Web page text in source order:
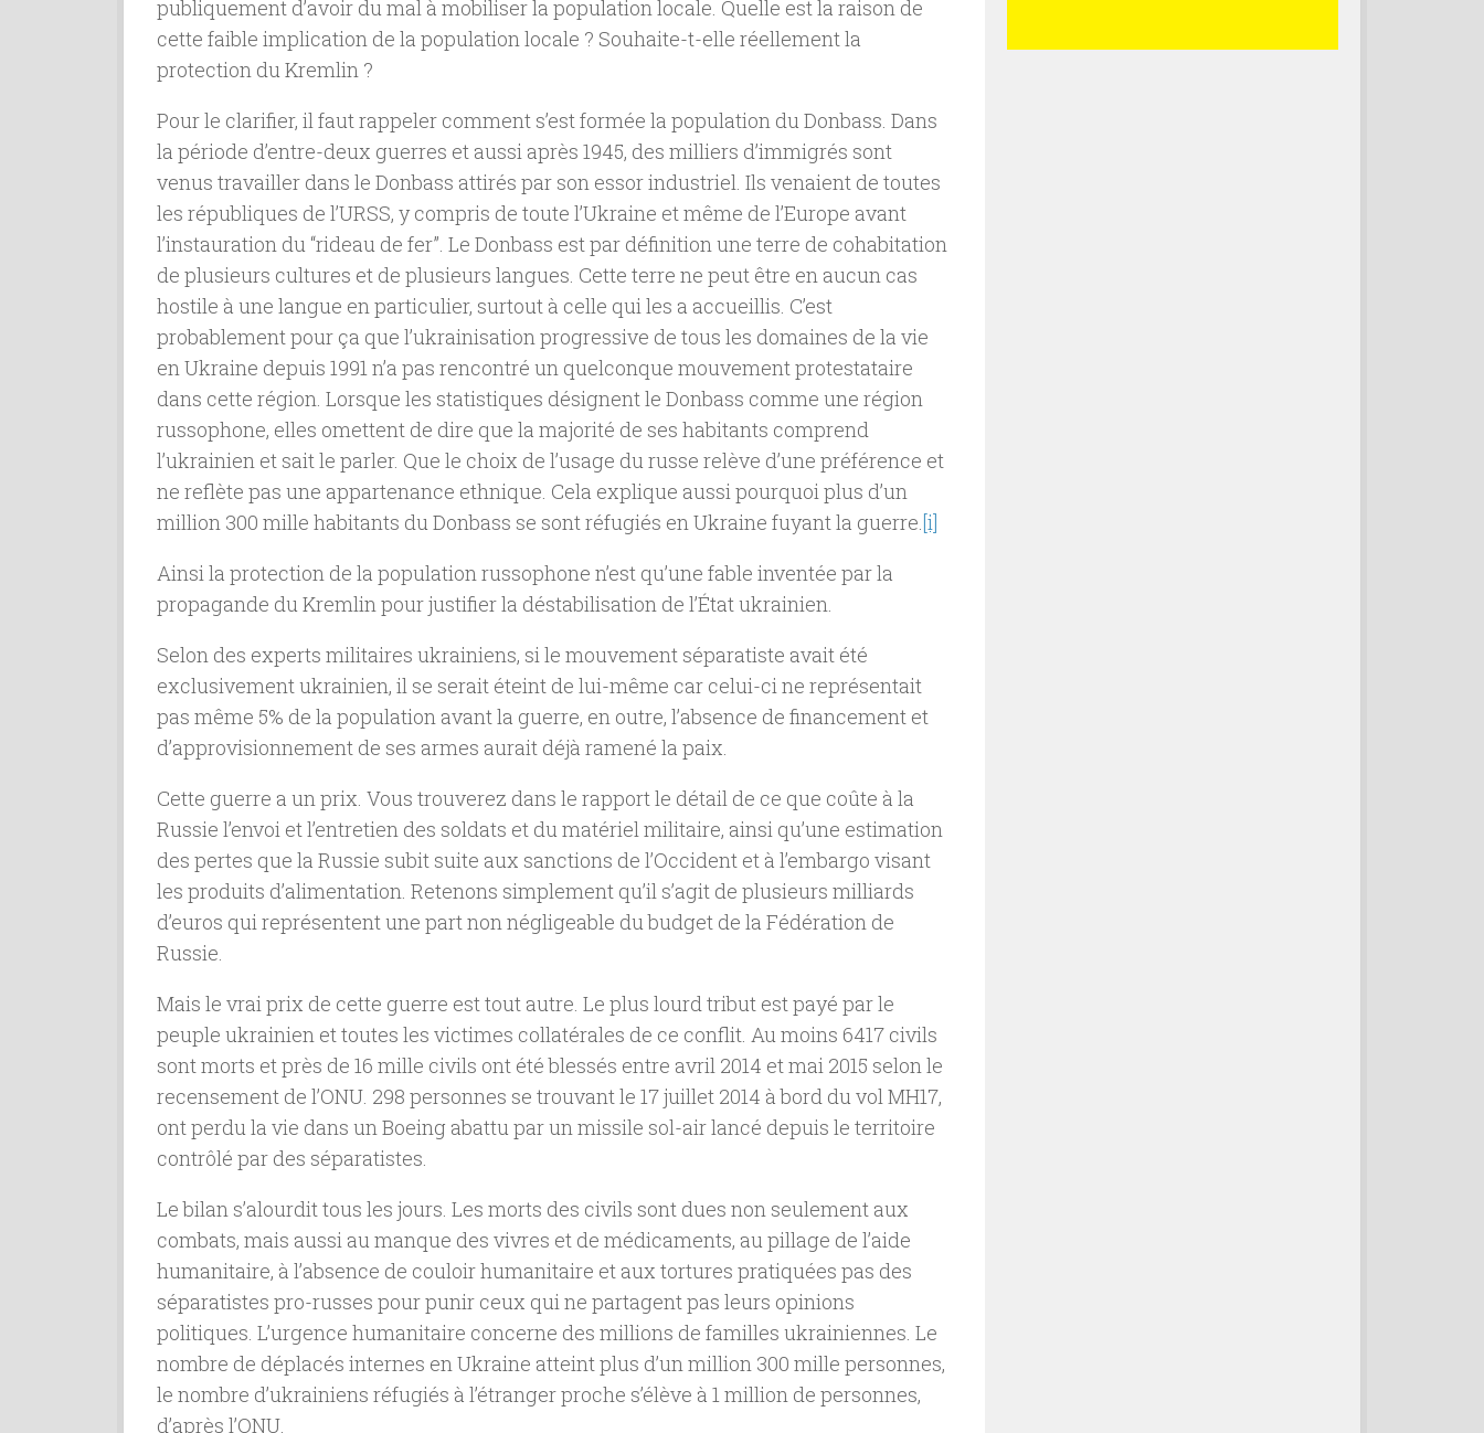
publiquement d’avoir du mal à mobiliser la population locale. Quelle est la raison de
cette faible implication de la population locale ? Souhaite-t-elle réellement la
protection du Kremlin ?
Pour le clarifier, il faut rappeler comment s’est formée la population du Donbass. Dans
la période d’entre-deux guerres et aussi après 1945, des milliers d’immigrés sont
venus travailler dans le Donbass attirés par son essor industriel. Ils venaient de toutes
les républiques de l’URSS, y compris de toute l’Ukraine et même de l’Europe avant
l’instauration du “rideau de fer”. Le Donbass est par définition une terre de cohabitation
de plusieurs cultures et de plusieurs langues. Cette terre ne peut être en aucun cas
hostile à une langue en particulier, surtout à celle qui les a accueillis. C’est
probablement pour ça que l’ukrainisation progressive de tous les domaines de la vie
en Ukraine depuis 1991 n’a pas rencontré un quelconque mouvement protestataire
dans cette région. Lorsque les statistiques désignent le Donbass comme une région
russophone, elles omettent de dire que la majorité de ses habitants comprend
l’ukrainien et sait le parler. Que le choix de l’usage du russe relève d’une préférence et
ne reflète pas une appartenance ethnique. Cela explique aussi pourquoi plus d’un
million 300 mille habitants du Donbass se sont réfugiés en Ukraine fuyant la guerre.[i]
Ainsi la protection de la population russophone n’est qu’une fable inventée par la
propagande du Kremlin pour justifier la déstabilisation de l’État ukrainien.
Selon des experts militaires ukrainiens, si le mouvement séparatiste avait été
exclusivement ukrainien, il se serait éteint de lui-même car celui-ci ne représentait
pas même 5% de la population avant la guerre, en outre, l’absence de financement et
d’approvisionnement de ses armes aurait déjà ramené la paix.
Cette guerre a un prix. Vous trouverez dans le rapport le détail de ce que coûte à la
Russie l’envoi et l’entretien des soldats et du matériel militaire, ainsi qu’une estimation
des pertes que la Russie subit suite aux sanctions de l’Occident et à l’embargo visant
les produits d’alimentation. Retenons simplement qu’il s’agit de plusieurs milliards
d’euros qui représentent une part non négligeable du budget de la Fédération de
Russie.
Mais le vrai prix de cette guerre est tout autre. Le plus lourd tribut est payé par le
peuple ukrainien et toutes les victimes collatérales de ce conflit. Au moins 6417 civils
sont morts et près de 16 mille civils ont été blessés entre avril 2014 et mai 2015 selon le
recensement de l’ONU. 298 personnes se trouvant le 17 juillet 2014 à bord du vol MH17,
ont perdu la vie dans un Boeing abattu par un missile sol-air lancé depuis le territoire
contrôlé par des séparatistes.
Le bilan s’alourdit tous les jours. Les morts des civils sont dues non seulement aux
combats, mais aussi au manque des vivres et de médicaments, au pillage de l’aide
humanitaire, à l’absence de couloir humanitaire et aux tortures pratiquées pas des
séparatistes pro-russes pour punir ceux qui ne partagent pas leurs opinions
politiques. L’urgence humanitaire concerne des millions de familles ukrainiennes. Le
nombre de déplacés internes en Ukraine atteint plus d’un million 300 mille personnes,
le nombre d’ukrainiens réfugiés à l’étranger proche s’élève à 1 million de personnes,
d’après l’ONU.